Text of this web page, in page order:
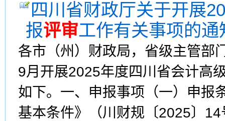
四川省财政厅关于开展
报评审工作有关事项的通
各市（州）财政局，省级主管部
9月开展2025年度四川省会计高
如下。一、申报事项（一）申报
基本条件》（川财规〔2025〕